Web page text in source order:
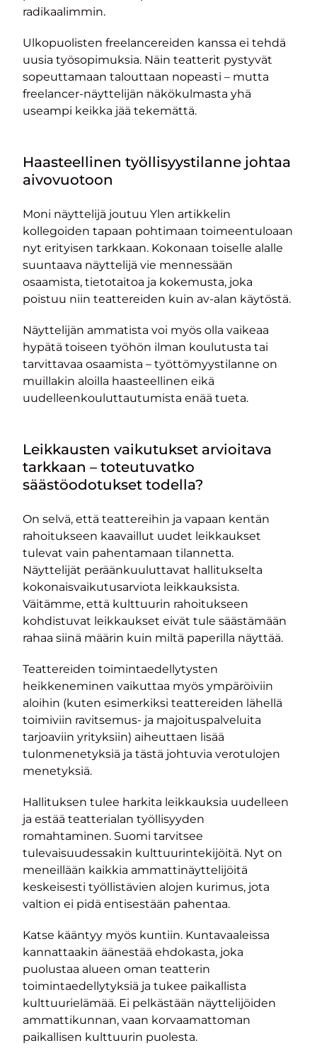
radikaalimmin.
Ulkopuolisten freelancereiden kanssa ei tehdä
uusia työsopimuksia. Näin teatterit pystyvät
sopeuttamaan talouttaan nopeasti – mutta
freelancer-näyttelijän näkökulmasta yhä
useampi keikka jää tekemättä.
Haasteellinen työllisyystilanne johtaa
aivovuotoon
Moni näyttelijä joutuu Ylen artikkelin
kollegoiden tapaan pohtimaan toimeentuloaan
nyt erityisen tarkkaan. Kokonaan toiselle alalle
suuntaava näyttelijä vie mennessään
osaamista, tietotaitoa ja kokemusta, joka
poistuu niin teattereiden kuin av-alan käytöstä.
Näyttelijän ammatista voi myös olla vaikeaa
hypätä toiseen työhön ilman koulutusta tai
tarvittavaa osaamista – työttömyystilanne on
muillakin aloilla haasteellinen eikä
uudelleenkouluttautumista enää tueta.
Leikkausten vaikutukset arvioitava
tarkkaan – toteutuvatko
säästöodotukset todella?
On selvä, että teattereihin ja vapaan kentän
rahoitukseen kaavaillut uudet leikkaukset
tulevat vain pahentamaan tilannetta.
Näyttelijät peräänkuuluttavat hallitukselta
kokonaisvaikutusarviota leikkauksista.
Väitämme, että kulttuurin rahoitukseen
kohdistuvat leikkaukset eivät tule säästämään
rahaa siinä määrin kuin miltä paperilla näyttää.
Teattereiden toimintaedellytysten
heikkeneminen vaikuttaa myös ympäröiviin
aloihin (kuten esimerkiksi teattereiden lähellä
toimiviin ravitsemus- ja majoituspalveluita
tarjoaviin yrityksiin) aiheuttaen lisää
tulonmenetyksiä ja tästä johtuvia verotulojen
menetyksiä.
Hallituksen tulee harkita leikkauksia uudelleen
ja estää teatterialan työllisyyden
romahtaminen. Suomi tarvitsee
tulevaisuudessakin kulttuurintekijöitä. Nyt on
meneillään kaikkia ammattinäyttelijöitä
keskeisesti työllistävien alojen kurimus, jota
valtion ei pidä entisestään pahentaa.
Katse kääntyy myös kuntiin. Kuntavaaleissa
kannattaakin äänestää ehdokasta, joka
puolustaa alueen oman teatterin
toimintaedellytyksiä ja tukee paikallista
kulttuurielämää. Ei pelkästään näyttelijöiden
ammattikunnan, vaan korvaamattoman
paikallisen kulttuurin puolesta.